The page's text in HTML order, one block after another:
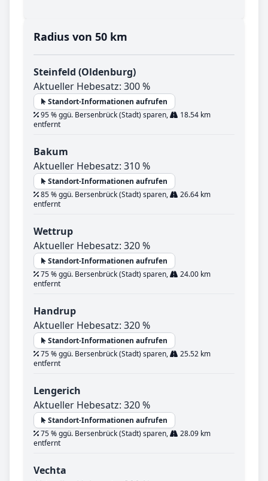
Radius von 50 km
Steinfeld (Oldenburg)
Aktueller Hebesatz: 300 %
Standort-Informationen aufrufen
95 % ggü. Bersenbrück (Stadt) sparen,
18.54 km
entfernt
Bakum
Aktueller Hebesatz: 310 %
Standort-Informationen aufrufen
85 % ggü. Bersenbrück (Stadt) sparen,
26.64 km
entfernt
Wettrup
Aktueller Hebesatz: 320 %
Standort-Informationen aufrufen
75 % ggü. Bersenbrück (Stadt) sparen,
24.00 km
entfernt
Handrup
Aktueller Hebesatz: 320 %
Standort-Informationen aufrufen
75 % ggü. Bersenbrück (Stadt) sparen,
25.52 km
entfernt
Lengerich
Aktueller Hebesatz: 320 %
Standort-Informationen aufrufen
75 % ggü. Bersenbrück (Stadt) sparen,
28.09 km
entfernt
Vechta